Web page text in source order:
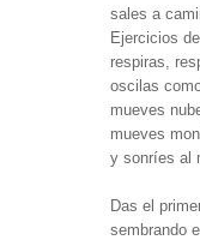
sales a
Ejercicios
respiras,
oscilas
mueves
mueves
y sonríes al
Das el
sembrando